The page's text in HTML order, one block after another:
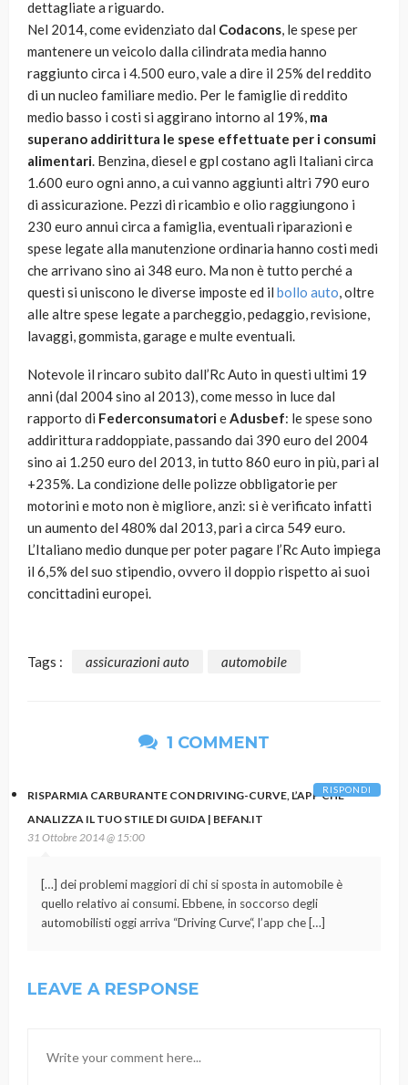
dettagliate a riguardo.
Nel 2014, come evidenziato dal Codacons, le spese per
mantenere un veicolo dalla cilindrata media hanno
raggiunto circa i 4.500 euro, vale a dire il 25% del reddito
di un nucleo familiare medio. Per le famiglie di reddito
medio basso i costi si aggirano intorno al 19%, ma
superano addirittura le spese effettuate per i consumi
alimentari. Benzina, diesel e gpl costano agli Italiani circa
1.600 euro ogni anno, a cui vanno aggiunti altri 790 euro
di assicurazione. Pezzi di ricambio e olio raggiungono i
230 euro annui circa a famiglia, eventuali riparazioni e
spese legate alla manutenzione ordinaria hanno costi medi
che arrivano sino ai 348 euro. Ma non è tutto perché a
questi si uniscono le diverse imposte ed il bollo auto, oltre
alle altre spese legate a parcheggio, pedaggio, revisione,
lavaggi, gommista, garage e multe eventuali.
Notevole il rincaro subito dall’Rc Auto in questi ultimi 19
anni (dal 2004 sino al 2013), come messo in luce dal
rapporto di FederconsumatorieAdusbef: le spese sono
addirittura raddoppiate, passando dai 390 euro del 2004
sino ai 1.250 euro del 2013, in tutto 860 euro in più, pari al
+235%. La condizione delle polizze obbligatorie per
motorini e moto non è migliore, anzi: si è verificato infatti
un aumento del 480% dal 2013, pari a circa 549 euro.
L’Italiano medio dunque per poter pagare l’Rc Auto impiega
il 6,5% del suo stipendio, ovvero il doppio rispetto ai suoi
concittadini europei.
Tags : assicurazioni auto automobile
1 COMMENT
RISPARMIA CARBURANTE CON DRIVING-CURVE, L’APP CHE
ANALIZZA IL TUO STILE DI GUIDA | BEFAN.IT
31 Ottobre 2014 @ 15:00
[…] dei problemi maggiori di chi si sposta in automobile è
quello relativo ai consumi. Ebbene, in soccorso degli
automobilisti oggi arriva “Driving Curve“, l’app che […]
RISPONDI
LEAVE A RESPONSE